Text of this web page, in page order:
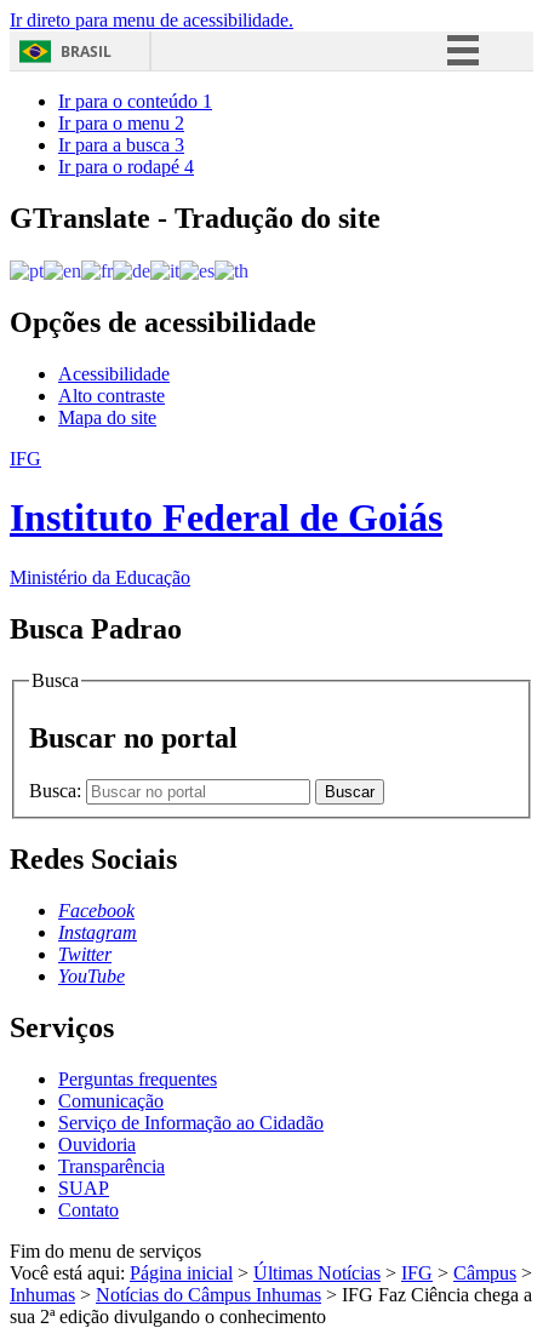
Ir direto para menu de acessibilidade.
BRASIL
Acesso à informação
Ir para o conteúdo 1
Ir para o menu 2
Ir para a busca 3
Ir para o rodapé 4
GTranslate - Tradução do site
Opções de acessibilidade
Acessibilidade
Alto contraste
Mapa do site
IFG
Instituto Federal de Goiás
Ministério da Educação
Busca Padrao
Busca
Buscar no portal
Busca: Buscar
Redes Sociais
Facebook
Instagram
Twitter
YouTube
Serviços
Perguntas frequentes
Comunicação
Serviço de Informação ao Cidadão
Ouvidoria
Transparência
SUAP
Contato
Fim do menu de serviços
Você está aqui: Página inicial > Últimas Notícias > IFG > Câmpus >
Inhumas > Notícias do Câmpus Inhumas > IFG Faz Ciência chega a
sua 2ª edição divulgando o conhecimento